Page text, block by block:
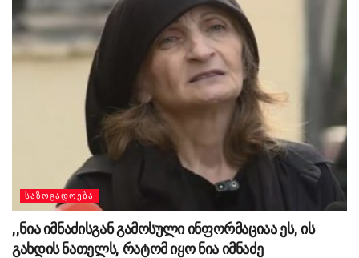
ᲡᲐᲖᲝᲒᲐᲓᲝᲔᲑᲐ
,,ნია იმნაძისგან გამოსული ინფორმაციაა ეს, ის
გახდის ნათელს, რატომ იყო ნია იმნაძე